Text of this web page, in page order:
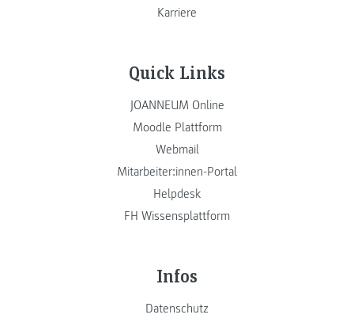
Karriere
Quick Links
JOANNEUM Online
Moodle Plattform
Webmail
Mitarbeiter:innen-Portal
Helpdesk
FH Wissensplattform
Infos
Datenschutz